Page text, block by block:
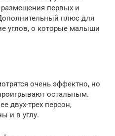
размещения первых и
плюс для
углов, о которые малыши
очень эффектно, но
остальным.
двух-трех персон,
и в углу.